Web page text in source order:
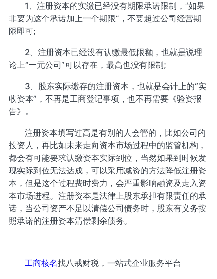
1、注册资本的实缴已经没有期限承诺限制，“如果
非要为这个承诺加上一个期限”，不要超过公司经营期
限即可;
2、注册资本已经没有认缴最低限额，也就是说理
论上“一元公司”可以存在，最高也没有限制;
3、股东实际缴存的注册资本，也就是会计上的“实
收资本”，不再是工商登记事项，也不再需要《验资报
告》。
注册资本填写过高是有别的人会管的，比如公司的
投资人，再比如未来走向资本市场过程中的监管机构，
都会有可能要求认缴资本实际到位，当然如果到时候发
现实际到位无法达成，可以采用减资的方法降低注册资
本，但是这个过程费时费力，会严重影响融资及走入资
本市场进程。注册资本是法律上股东承担有限责任的承
诺，当公司资产不足以清偿公司债务时，股东有义务按
照承诺的注册资本清偿剩余债务。
工商核名找八戒财税，一站式企业服务平台